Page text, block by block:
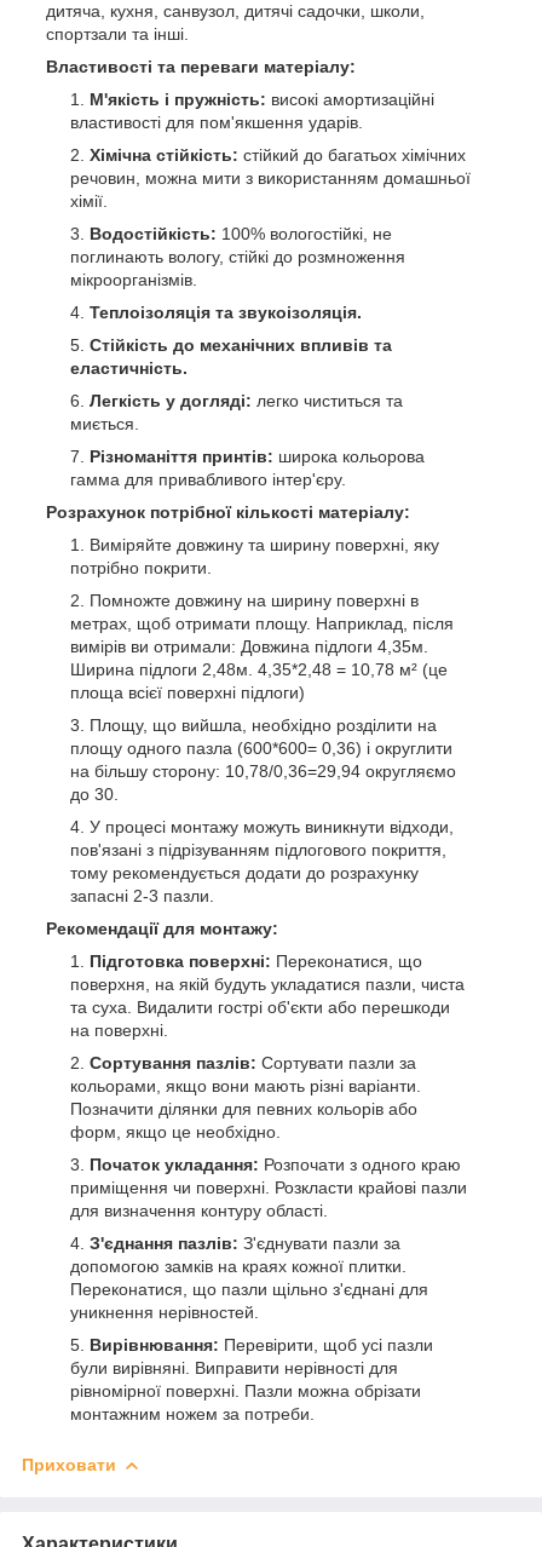
дитяча, кухня, санвузол, дитячі садочки, школи,
спортзали та інші.
Властивості та переваги матеріалу:
М'якість і пружність: високі амортизаційні
властивості для пом'якшення ударів.
Хімічна стійкість: стійкий до багатьох хімічних
речовин, можна мити з використанням домашньої
хімії.
Водостійкість: 100% вологостійкі, не
поглинають вологу, стійкі до розмноження
мікроорганізмів.
Теплоізоляція та звукоізоляція.
Стійкість до механічних впливів та
еластичність.
Легкість у догляді: легко чиститься та
миється.
Різноманіття принтів: широка кольорова
гамма для привабливого інтер'єру.
Розрахунок потрібної кількості матеріалу:
Виміряйте довжину та ширину поверхні, яку
потрібно покрити.
Помножте довжину на ширину поверхні в
метрах, щоб отримати площу. Наприклад, після
вимірів ви отримали: Довжина підлоги 4,35м.
Ширина підлоги 2,48м. 4,35*2,48 = 10,78 м² (це
площа всієї поверхні підлоги)
Площу, що вийшла, необхідно розділити на
площу одного пазла (600*600= 0,36) і округлити
на більшу сторону: 10,78/0,36=29,94 округляємо
до 30.
У процесі монтажу можуть виникнути відходи,
пов'язані з підрізуванням підлогового покриття,
тому рекомендується додати до розрахунку
запасні 2-3 пазли.
Рекомендації для монтажу:
Підготовка поверхні: Переконатися, що
поверхня, на якій будуть укладатися пазли, чиста
та суха. Видалити гострі об'єкти або перешкоди
на поверхні.
Сортування пазлів: Сортувати пазли за
кольорами, якщо вони мають різні варіанти.
Позначити ділянки для певних кольорів або
форм, якщо це необхідно.
Початок укладання: Розпочати з одного краю
приміщення чи поверхні. Розкласти крайові пазли
для визначення контуру області.
З'єднання пазлів: З'єднувати пазли за
допомогою замків на краях кожної плитки.
Переконатися, що пазли щільно з'єднані для
уникнення нерівностей.
Вирівнювання: Перевірити, щоб усі пазли
були вирівняні. Виправити нерівності для
рівномірної поверхні. Пазли можна обрізати
монтажним ножем за потреби.
Приховати